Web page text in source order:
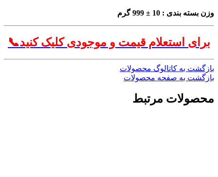
: 10 ± 999 گرم
استعلام قیمت و موجودی کلیک کنید📞
به کاتالوگ محصولات
به صفحه محصولات
مرتبط